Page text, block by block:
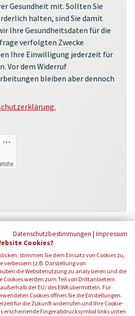
Gesundheit mit. Sollten Sie
halten, sind Sie damit
Ihre Gesundheitsdaten für die
verfolgten Zwecke
Ihre Einwilligung jederzeit für
Vor dem Widerruf
bleiben aber dennoch
Datenschutzbestimmungen | Impressum
Cookies?
stimmen Sie dem Einsatz von Cookies zu,
verbessern (z.B. Darstellung von
die Websitenutzung zu analysieren und die
Cookies werden zum Teil von Drittanbietern
der EU/ des EWR übermitteln. Für
Cookies öffnen Sie die Einstellungen.
für die Zukunft widerrufen und Ihre Cookie-
erscheinende Fingerabdrucksymbol links unten